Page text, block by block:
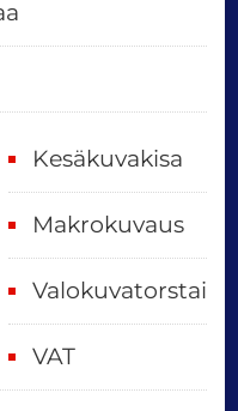
Kesäkuvakisa
Makrokuvaus
Valokuvatorstai
VAT